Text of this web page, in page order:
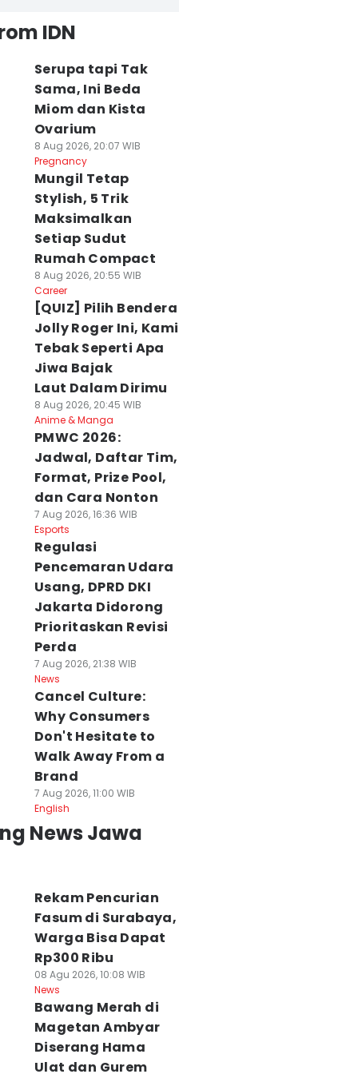
Menduga
Bromo
Aktivitas
akan Panggil
08 Agu 2026, 13:53 WIB
News
IDN
Serupa tapi Tak
Sama, Ini Beda
Miom dan Kista
Ovarium
8 Aug 2026, 20:07 WIB
Pregnancy
Mungil Tetap
Stylish, 5 Trik
Maksimalkan
Setiap Sudut
Rumah Compact
8 Aug 2026, 20:55 WIB
Career
[QUIZ] Pilih Bendera
Jolly Roger Ini, Kami
Tebak Seperti Apa
Jiwa Bajak
Laut Dalam Dirimu
8 Aug 2026, 20:45 WIB
Anime & Manga
PMWC 2026:
Jadwal, Daftar Tim,
Format, Prize Pool,
dan Cara Nonton
7 Aug 2026, 16:36 WIB
Esports
Regulasi
Pencemaran Udara
Usang, DPRD DKI
Jakarta Didorong
Prioritaskan Revisi
Perda
7 Aug 2026, 21:38 WIB
News
Cancel Culture:
Why Consumers
Don't Hesitate to
Walk Away From a
Brand
7 Aug 2026, 11:00 WIB
English
News Jawa
Rekam Pencurian
Fasum di Surabaya,
Warga Bisa Dapat
Rp300 Ribu
08 Agu 2026, 10:08 WIB
News
Bawang Merah di
Magetan Ambyar
Diserang Hama
Ulat dan Gurem